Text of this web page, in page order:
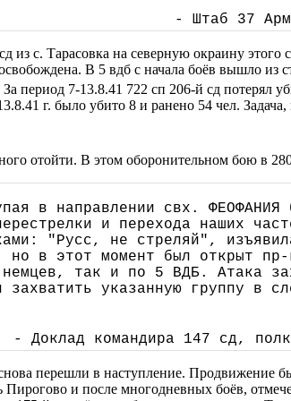
- Штаб 37
из с. Тарасовка на северную окраину
В 5 вдб с начала боёв вышло из
период 7-13.8.41 722 сп 206-й сд потерял
г. было убито 8 и ранено 54 чел.
отойти. В этом оборонительном бою в
в направлении свх. ФЕОФАНИЯ
и перехода наших
"Русс, не стреляй",
в этот момент был открыт пр-
так и по 5 ВДБ. Атака
указанную группу в
- Доклад командира 147 сд,
перешли в наступление.
и после многодневных боёв,